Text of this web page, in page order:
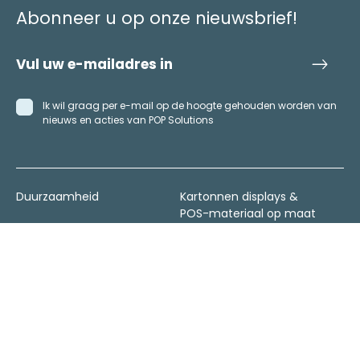
Abonneer u op onze nieuwsbrief!
Ik wil graag per e-mail op de hoogte gehouden worden van
nieuws en acties van POP Solutions
Duurzaamheid
Kartonnen displays &
POS-materiaal op maat